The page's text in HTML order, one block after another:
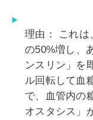
理由： これは
の50%増し、
ンスリン」を
ル回転して血
で、血管内の
オスタシス」